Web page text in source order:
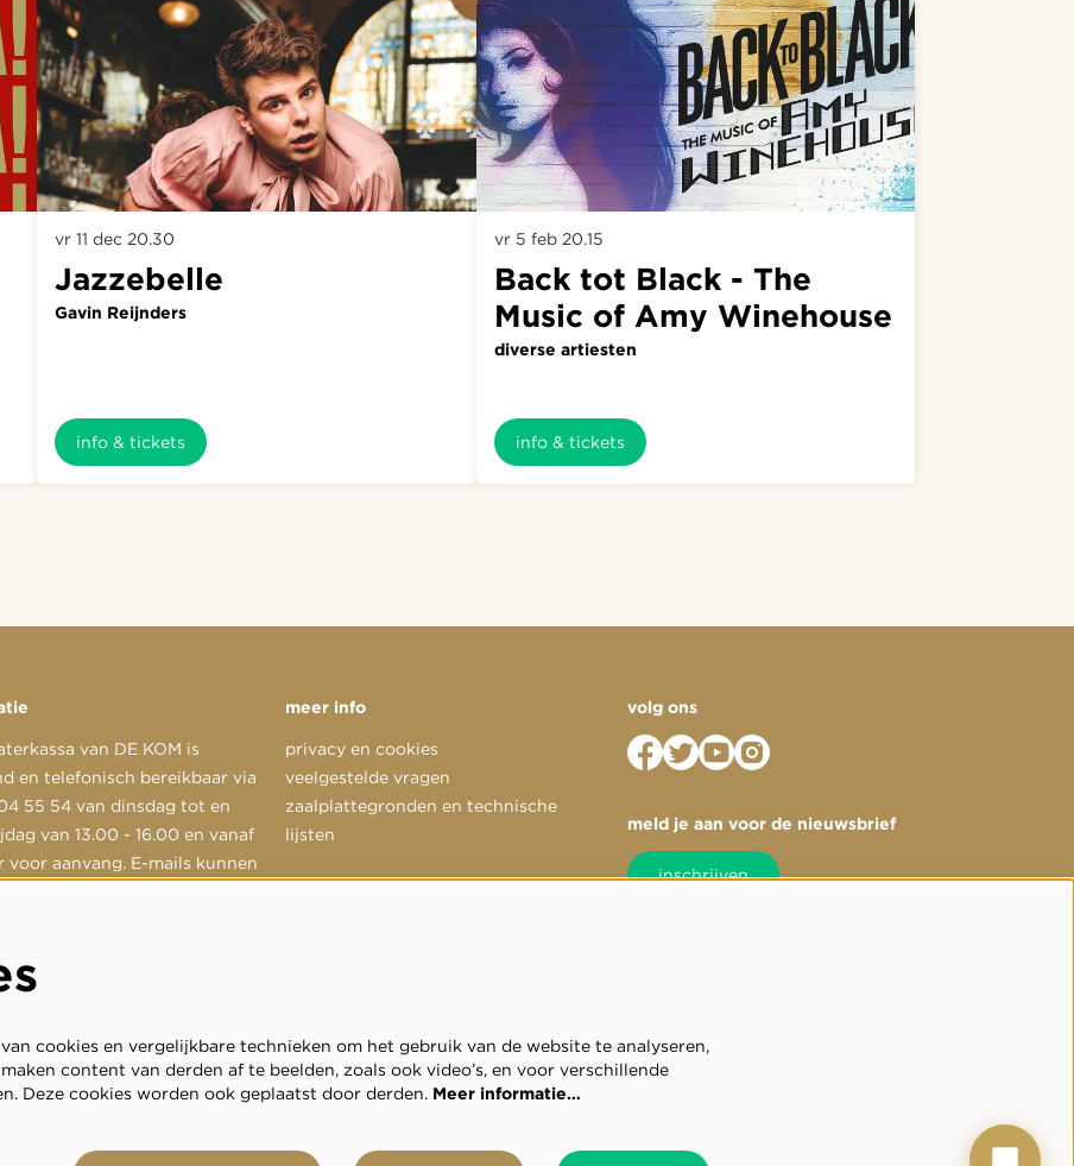
Jazzebelle
Gavin Reijnders
vr 11 dec 20.30
info & tickets
Back tot Black - The
Music of Amy Winehouse
diverse artiesten
vr 5 feb 20.15
info & tickets
van DE KOM is
en telefonisch bereikbaar via
55 54 van dinsdag tot en
van 13.00 - 16.00 en vanaf
voor aanvang. E-mails kunnen
meer info
privacy en cookies
veelgestelde vragen
zaalplattegronden en technische
lijsten
volg ons
meld je aan voor de nieuwsbrief
inschrijven
cookies en vergelijkbare technieken om het gebruik van de website te analyseren,
content van derden af te beelden, zoals ook video’s, en voor verschillende
Deze cookies worden ook geplaatst door derden. Meer informatie…